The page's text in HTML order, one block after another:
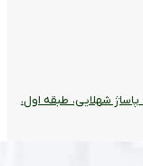
شهلایی، طبقه اول،